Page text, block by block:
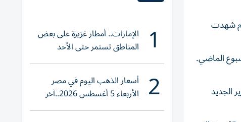
شهدت
الوفيات بأكثر من 62 في الماضي الأسبوع الماضي.
الجديد
1 الإمارات.. أمطار غزيرة على بعض
المناطق تستمر حتى الأحد
2 أسعار الذهب اليوم في مصر
الأربعاء 5 أغسطس 2026..آخر
تحديث لعيار 21